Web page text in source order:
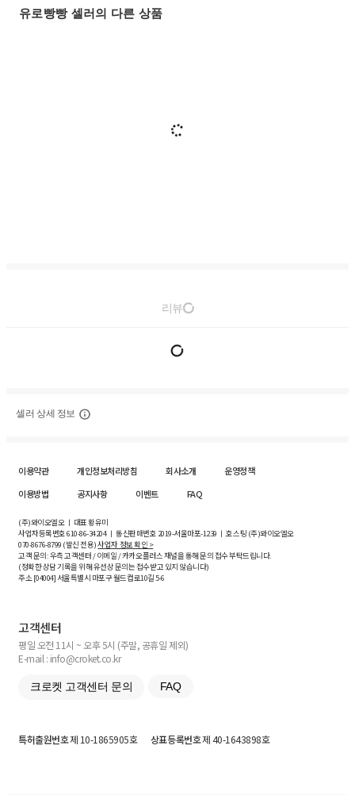
유로빵빵 셀러의 다른 상품
리뷰
셀러 상세 정보
이용약관 개인정보처리방침 회사소개
운영정책
이용방법
공지사항 이벤트 FAQ
(주)와이오엘오 ㅣ 대표 황유미
사업자등록번호610-86-34204ㅣ 통신판매번호 2019-서울마포-1239 ㅣ 호스팅 (주)와이오엘오
070-8676-8799 (발신 전용)사업자 정보 확인 >
고객 문의: 우측 고객센터 / 이메일 / 카카오플러스 채널을 통해 문의 접수 부탁드립니다.
(정확한 상담 기록을 위해 유선상 문의는 접수받고 있지 않습니다)
주소 [04004] 서울특별시 마포구 월드컵로10길5-6
고객센터
평일 오전 11시 ~ 오후 5시 (주말, 공휴일 제외)
E-mail : info@croket.co.kr
크로켓 고객센터 문의 FAQ
특허출원번호제 10-1865905호 상표등록번호제 40-1643898호